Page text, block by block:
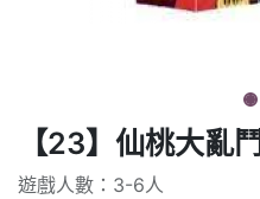
【23】仙桃大亂鬥
遊戲人數：3-6人